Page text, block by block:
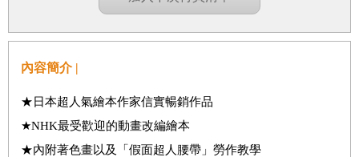
內容簡介 |
★日本超人氣繪本作家信實暢銷作品
★NHK最受歡迎的動畫改編繪本
★內附著色畫以及「假面超人腰帶」勞作教學